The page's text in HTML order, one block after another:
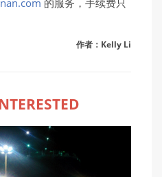
的服务，手续费只
作者：Kelly Li